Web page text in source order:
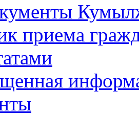
приема